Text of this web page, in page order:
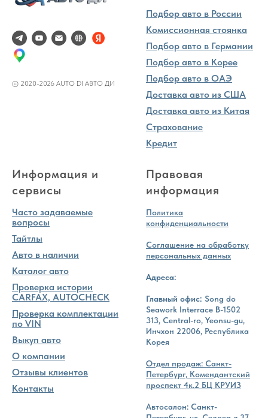
© 2020-2026 AUTO DI АВТО ДИ
Подбор авто в России
Комиссионная стоянка
Подбор авто в Германии
Подбор авто в Корее
Подбор авто в ОАЭ
Доставка авто из США
Доставка авто из Китая
Страхование
Кредит
Информация и
сервисы
Часто задаваемые
вопросы
Тайтлы
Авто в наличии
Каталог авто
Проверка истории
CARFAX, AUTOCHECK
Проверка комплектации
по VIN
Выкуп авто
О компании
Отзывы клиентов
Контакты
Правовая
информация
Политика
конфиденциальности
Соглашение на обработку
персональных данных
Адреса:
Главный офис: Song do
Seawork Interrace B-1502
313, Central-ro, Yeonsu-gu,
Инчхон 22006, Республика
Корея
Отдел продаж: Санкт-
Петербург, Комендантский
проспект 4к.2 БЦ КРУИЗ
Автосалон: Санкт-